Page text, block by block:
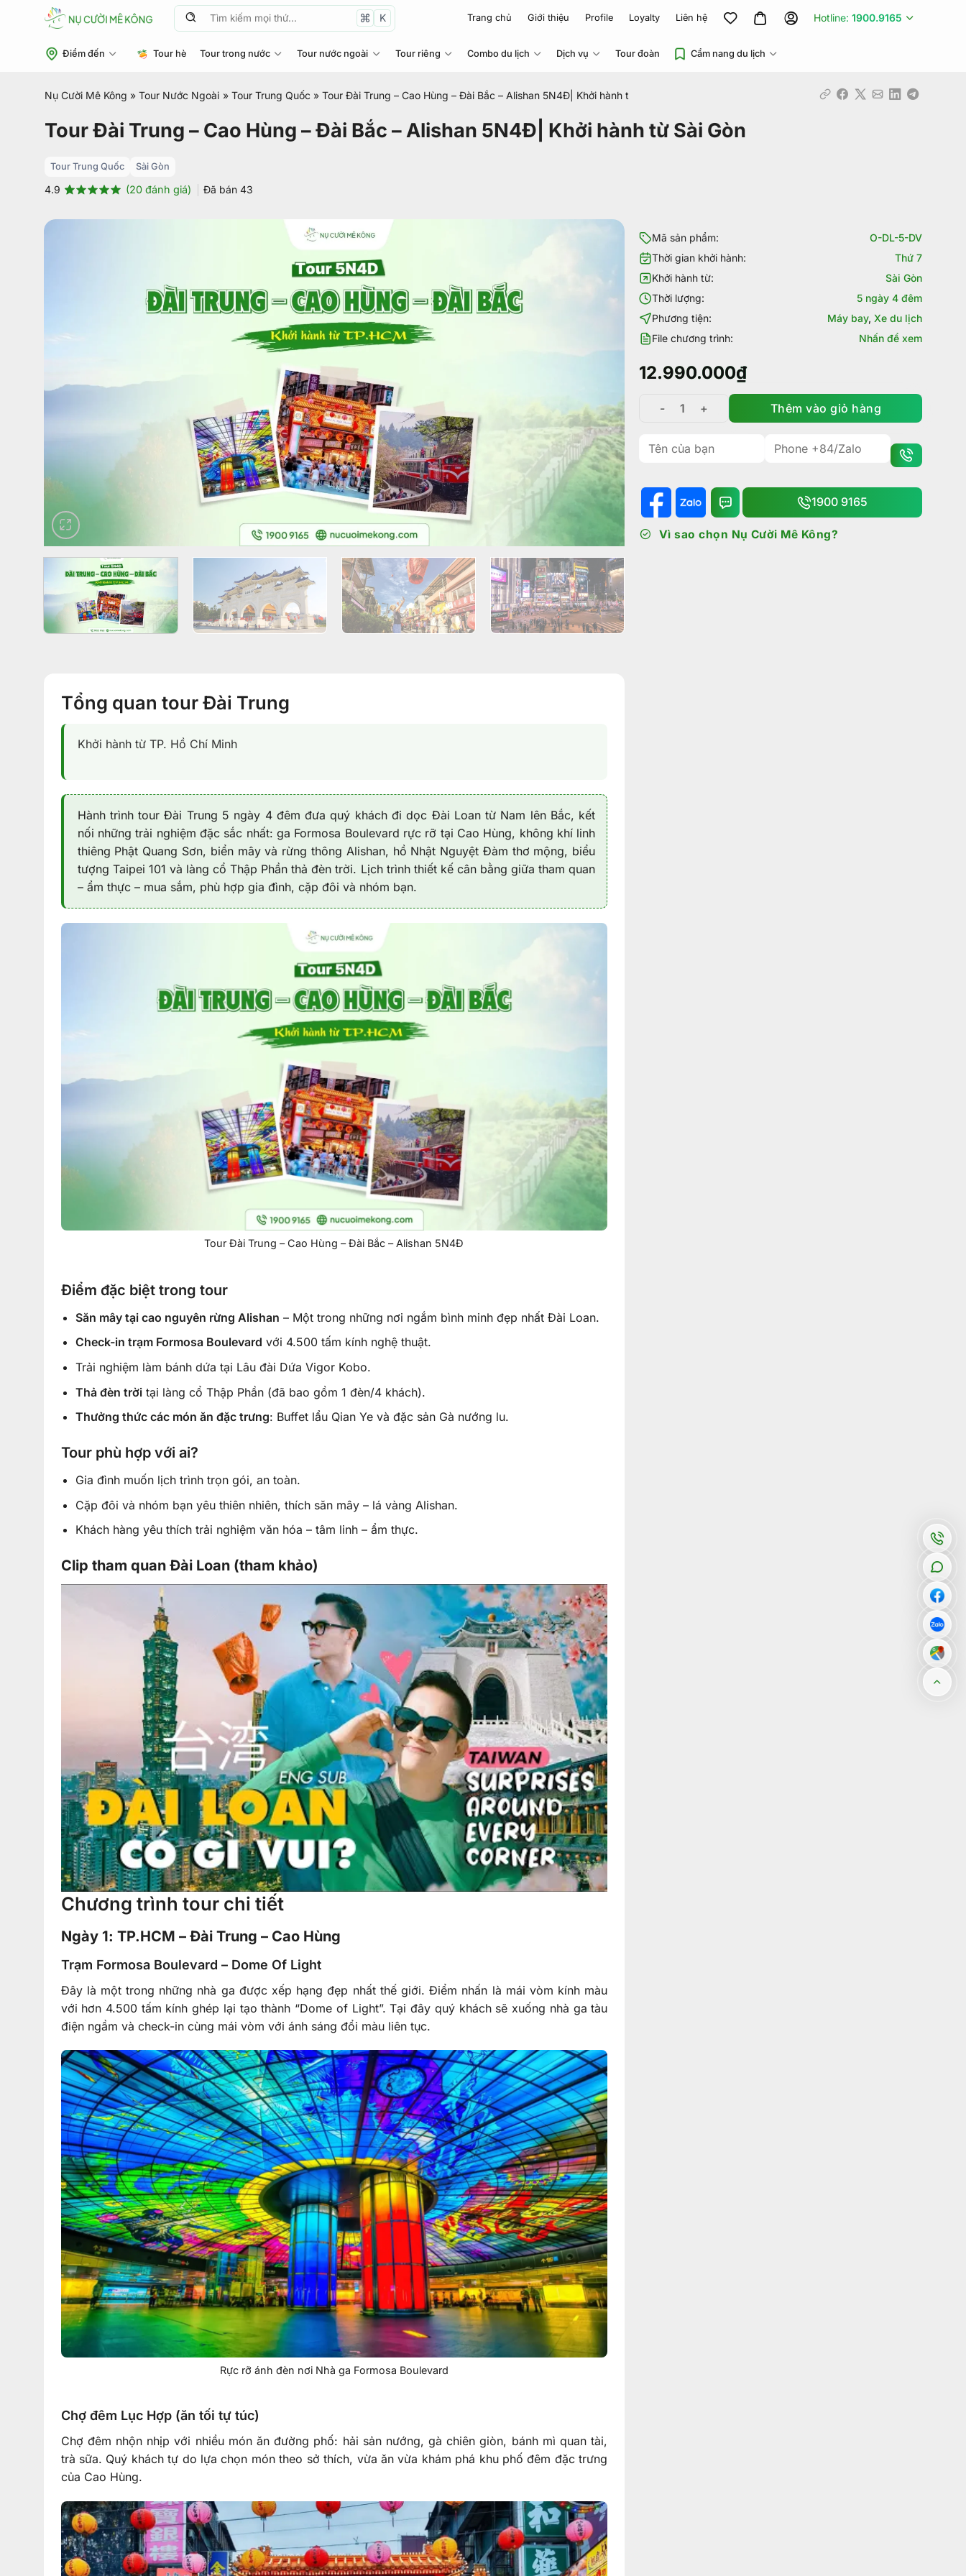
Tìm
K Trang chủ Giới thiệu Profile Loyalty Liên hệ Hotline: 1900.9165
Điểm đến Tour hè Tour trong nước Tour nước ngoài Tour riêng Combo du lịch Dịch vụ Tour đoàn Cẩm nang du lịch
Nụ Cười Mê Kông » Tour Nước Ngoài » Tour Trung Quốc » Tour Đài Trung – Cao Hùng – Đài Bắc – Alishan 5N4Đ| Khởi hành từ Sài Gòn
Tour Đài Trung – Cao Hùng – Đài Bắc – Alishan 5N4Đ| Khởi hành từ Sài Gòn
Tour Trung Quốc Sài Gòn
4.9
dựa trên
(20đánh giá) Đã bán 43
Tổng quan tour Đài Trung
Khởi hành từ TP. Hồ Chí Minh
Hành trình tour Đài Trung 5 ngày 4 đêm đưa quý khách đi dọc Đài Loan từ Nam lên Bắc, kết
nối những trải nghiệm đặc sắc nhất: ga Formosa Boulevard rực rỡ tại Cao Hùng, không khí linh
thiêng Phật Quang Sơn, biển mây và rừng thông Alishan, hồ Nhật Nguyệt Đàm thơ mộng, biểu
tượng Taipei 101 và làng cổ Thập Phần thả đèn trời. Lịch trình thiết kế cân bằng giữa tham quan
– ẩm thực – mua sắm, phù hợp gia đình, cặp đôi và nhóm bạn.
Tour Đài Trung – Cao Hùng – Đài Bắc – Alishan 5N4Đ
Điểm đặc biệt trong tour
Săn mây tại cao nguyên rừng Alishan – Một trong những nơi ngắm bình minh đẹp nhất Đài Loan.
Check-in trạm Formosa Boulevard với 4.500 tấm kính nghệ thuật.
Trải nghiệm làm bánh dứa tại Lâu đài Dứa Vigor Kobo.
Thả đèn trời tại làng cổ Thập Phần (đã bao gồm 1 đèn/4 khách).
Thưởng thức các món ăn đặc trưng: Buffet lẩu Qian Ye và đặc sản Gà nướng lu.
Tour phù hợp với ai?
Gia đình muốn lịch trình trọn gói, an toàn.
Cặp đôi và nhóm bạn yêu thiên nhiên, thích săn mây – lá vàng Alishan.
Khách hàng yêu thích trải nghiệm văn hóa – tâm linh – ẩm thực.
Clip tham quan Đài Loan (tham khảo)
Chương trình tour chi tiết
Ngày 1: TP.HCM – Đài Trung – Cao Hùng
Trạm Formosa Boulevard – Dome Of Light
Đây là một trong những nhà ga được xếp hạng đẹp nhất thế giới. Điểm nhấn là mái vòm kính màu
với hơn 4.500 tấm kính ghép lại tạo thành “Dome of Light”. Tại đây quý khách sẽ xuống nhà ga tàu
điện ngầm và check-in cùng mái vòm với ánh sáng đổi màu liên tục.
Rực rỡ ánh đèn nơi Nhà ga Formosa Boulevard
Chợ đêm Lục Hợp (ăn tối tự túc)
Chợ đêm nhộn nhịp với nhiều món ăn đường phố: hải sản nướng, gà chiên giòn, bánh mì quan tài,
trà sữa. Quý khách tự do lựa chọn món theo sở thích, vừa ăn vừa khám phá khu phố đêm đặc trưng
của Cao Hùng.
Mã sản phẩm:
O-DL-5-DV
Thời gian khởi hành:
Thứ 7
Khởi hành từ:
Sài Gòn
Thời lượng:
5 ngày 4 đêm
Phương tiện:
Máy bay, Xe du lịch
File chương trình:
Nhấn để xem
12.990.000₫
Tour Đài Trung - Cao Hùng - Đài Bắc - Alishan 5N4Đ|
Thêm vào giỏ hàng
1900 9165
Vì sao chọn Nụ Cười Mê Kông?